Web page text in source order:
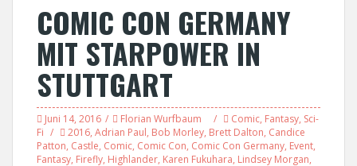
COMIC CON GERMANY
MIT STARPOWER IN
STUTTGART
Juni 14, 2016 Florian Wurfbaum Comic, Fantasy, Sci-
Fi
2016, Adrian Paul, Bob Morley, Brett Dalton, Candice
Patton, Castle, Comic, Comic Con, Comic Con Germany, Event,
Fantasy, Firefly, Highlander, Karen Fukuhara, Lindsey Morgan,